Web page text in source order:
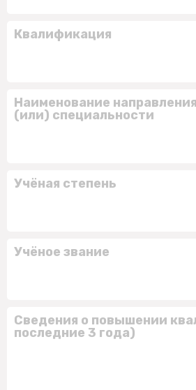
Квалификация
Наименование
(или) специальности
Учёная степень
Учёное звание
Сведения о повышении
последние 3 года)